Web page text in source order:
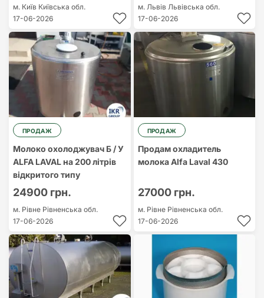
м. Київ Київська обл.
17-06-2026
м. Львів Львівська обл.
17-06-2026
ПРОДАЖ
Молоко охолоджувач Б / У
ALFA LAVAL на 200 літрів
відкритого типу
24900 грн.
м. Рівне Рівненська обл.
17-06-2026
ПРОДАЖ
Продам охладитель
молока Alfa Laval 430
27000 грн.
м. Рівне Рівненська обл.
17-06-2026